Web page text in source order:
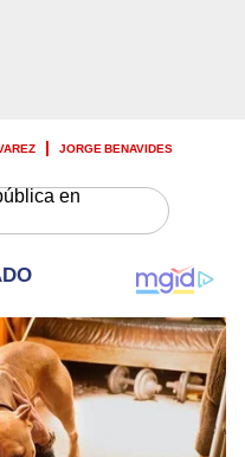
JORGE BENAVIDES
en